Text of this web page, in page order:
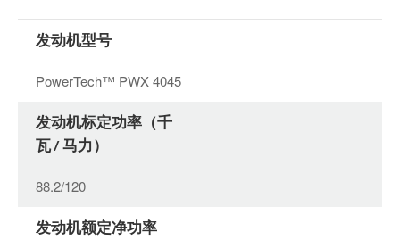
发动机型号
PowerTech™ PWX 4045
发动机标定功率（千
瓦 / 马力）
88.2/120
发动机额定净功率